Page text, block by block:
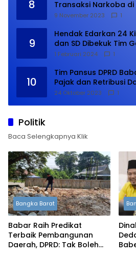
8
Transaksi Narkoba
9 November 2023 1
9
Hendak Edarkan 24
dan SD Dibekuk Tim
1 Februari 2024 1
10
Tim Pansus DPRD
Pajak dan Retribusi
Januari 2024
24 Oktober 2023 1
Politik
Baca Selengkapnya Klik
Bangka Barat
Babar Raih Predikat
Terbaik Pembangunan
Daerah, DPRD: Tak Boleh